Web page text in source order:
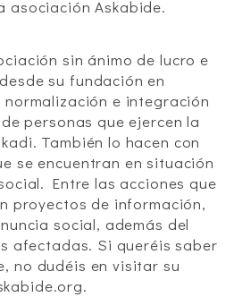
asociación Askabide.
sin ánimo de lucro e
su fundación en
e integración
personas que ejercen la
También lo hacen con
se encuentran en situación
Entre las acciones que
proyectos de información,
social, además del
afectadas. Si queréis saber
no dudéis en visitar su